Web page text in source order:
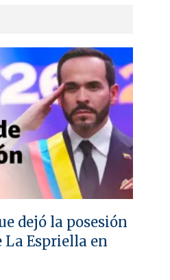
dejó la posesión
La Espriella en